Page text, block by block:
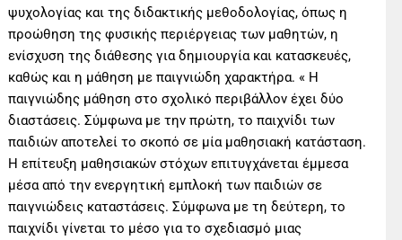
ψυχολογίας και της διδακτικής μεθοδολογίας, όπως η
προώθηση της φυσικής περιέργειας των μαθητών, η
ενίσχυση της διάθεσης για δημιουργία και κατασκευές,
καθώς και η μάθηση με παιγνιώδη χαρακτήρα. « Η
παιγνιώδης μάθηση στο σχολικό περιβάλλον έχει δύο
διαστάσεις. Σύμφωνα με την πρώτη, το παιχνίδι των
παιδιών αποτελεί το σκοπό σε μία μαθησιακή κατάσταση.
Η επίτευξη μαθησιακών στόχων επιτυγχάνεται έμμεσα
μέσα από την ενεργητική εμπλοκή των παιδιών σε
παιγνιώδεις καταστάσεις. Σύμφωνα με τη δεύτερη, το
παιχνίδι γίνεται το μέσο για το σχεδιασμό μιας